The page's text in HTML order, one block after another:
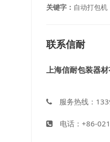
关键字： 自动打包机
联系信耐
上海信耐包装器
服务热线：
电话：+86-